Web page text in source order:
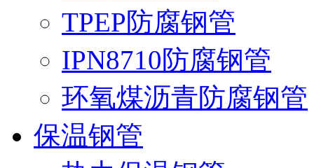
TPEP防腐钢管
IPN8710防腐钢管
环氧煤沥青防腐钢管
保温钢管